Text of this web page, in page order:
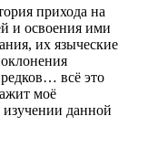
прихода на
и освоения ими
их языческие
всё это
моё
изучении данной